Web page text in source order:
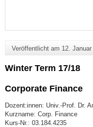
Veröffentlicht am 12. Januar
Winter Term 17/18
Corporate Finance
Dozent:innen: Univ.-Prof. Dr.
Kurzname: Corp. Finance
Kurs-Nr.: 03.184.4235